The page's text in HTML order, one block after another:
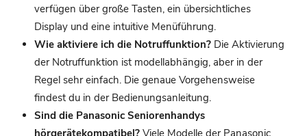
verfügen über große Tasten, ein übersichtliches
Display und eine intuitive Menüführung.
Wie aktiviere ich die Notruffunktion? Die Aktivierung
der Notruffunktion ist modellabhängig, aber in der
Regel sehr einfach. Die genaue Vorgehensweise
findest du in der Bedienungsanleitung.
Sind die Panasonic Seniorenhandys